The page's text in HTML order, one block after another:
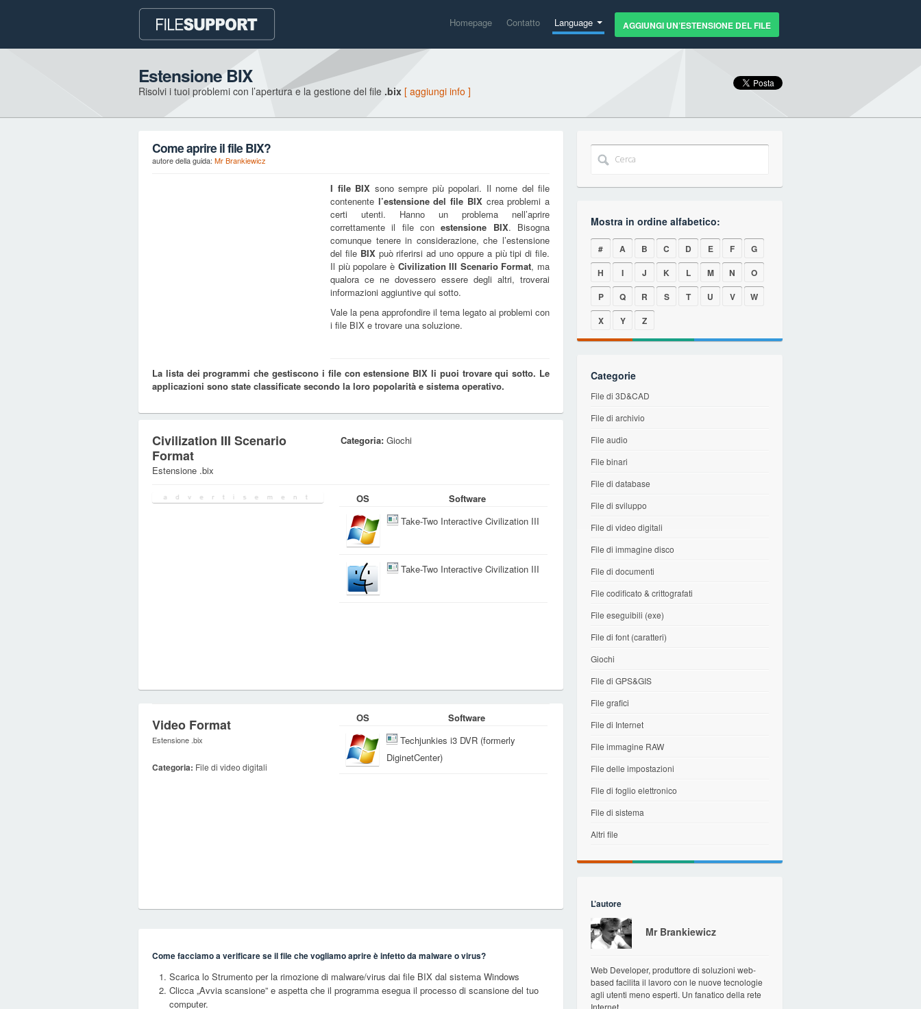
Homepage Contatto Language AGGIUNGI UN’ESTENSIONE DEL FILE
Estensione BIX
Risolvi i tuoi problemi con l’apertura e la gestione del file .bix [ aggiungi info ]
Come aprire il file BIX?
autore della guida: Mr Brankiewicz
I file BIX sono sempre più popolari. Il nome del file
contenente l’estensione del file BIXcrea problemi a
certi utenti. Hanno un problema nell’aprire
correttamente il file conestensione BIX. Bisogna
comunque tenere in considerazione, che l’estensione
del file BIXpuò riferirsi ad uno oppure a più tipi di file.
Il più popolare è Civilization III Scenario Format, ma
qualora ce ne dovessero essere degli altri, troverai
informazioni aggiuntive qui sotto.
Vale la pena approfondire il tema legato ai problemi con
i file BIX e trovare una soluzione.
La lista dei programmi che gestiscono i file con estensione BIX li puoi trovare qui sotto. Le
applicazioni sono state classificate secondo la loro popolarità e sistema operativo.
Civilization III Scenario
Format
Estensione .bix
Categoria: Giochi
OS
Software
Take-Two Interactive Civilization III
Take-Two Interactive Civilization III
Video Format
Estensione .bix
Categoria: File di video digitali
OS
Software
Techjunkies i3 DVR (formerly
DiginetCenter)
Come facciamo a verificare se il file che vogliamo aprire è infetto da malware o virus?
Scarica lo Strumento per la rimozione di malware/virus dai file BIX dal sistema Windows
Clicca „Avvia scansione” e aspetta che il programma esegua il processo di scansione del tuo
computer.
Mostra in ordine alfabetico:
# A B C D E F
G
H
I J K L M N
O
P
Q R S T U V
W
X
Y Z
Categorie
File di 3D&CAD
File di archivio
File audio
File binari
File di database
File di sviluppo
File di video digitali
File di immagine disco
File di documenti
File codificato & crittografati
File eseguibili (exe)
File di font (caratteri)
Giochi
File di GPS&GIS
File grafici
File di Internet
File immagine RAW
File delle impostazioni
File di foglio elettronico
File di sistema
Altri file
L’autore
Mr Brankiewicz
Web Developer, produttore di soluzioni web-
based facilita il lavoro con le nuove tecnologie
agli utenti meno esperti. Un fanatico della rete